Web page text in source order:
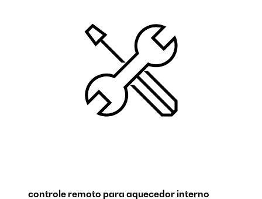
controle remoto para aquecedor interno